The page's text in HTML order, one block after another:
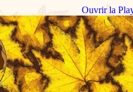
Ouvrir la